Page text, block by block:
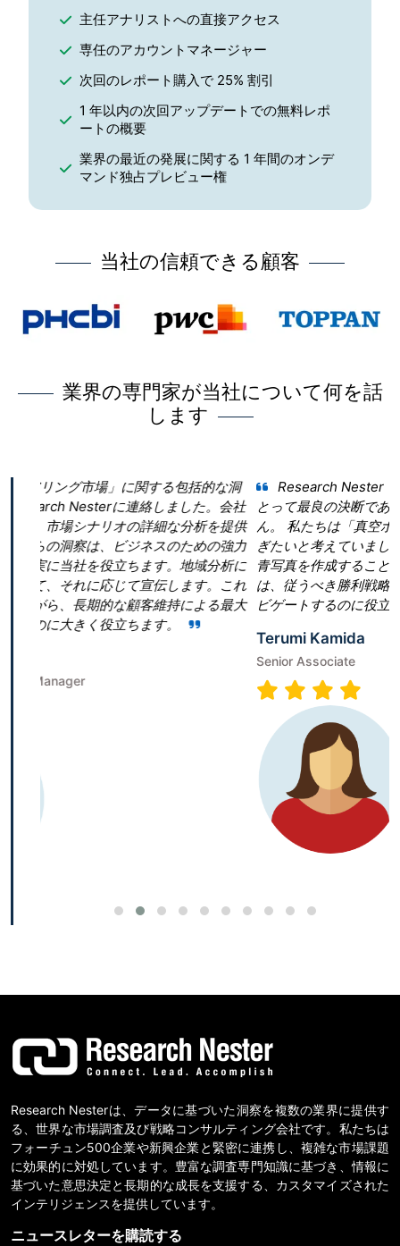
主任アナリストへの直接アクセス
専任のアカウントマネージャー
次回のレポート購入で 25% 割引
1 年以内の次回アップデートでの無料レポ
ートの概要
業界の最近の発展に関する 1 年間のオンデ
マンド独占プレビュー権
当社の信頼できる顧客
業界の専門家が当社について何を話
します
する包括的な洞
しました。会社
細な分析を提供
スのための強力
す。地域分析に
伝します。これ
維持による最大
Research Nester を選択したことが当社の
とって最良の決断であったと言っても過言で
ん。 私たちは「真空ポンプ市場」という領域
ぎたいと考えていました。しかし、当社は効
青写真を作成することに戸惑いました。
は、従うべき勝利戦略を構築することで、成
ビゲートするのに役立ちました。
Research Nesterは、データに基づいた洞察を複数の業界に提供す
る、世界な市場調査及び戦略コンサルティング会社です。私たちは
フォーチュン500企業や新興企業と緊密に連携し、複雑な市場課題
に効果的に対処しています。豊富な調査専門知識に基づき、情報に
基づいた意思決定と長期的な成長を支援する、カスタマイズされた
インテリジェンスを提供しています。
ニュースレターを購読する